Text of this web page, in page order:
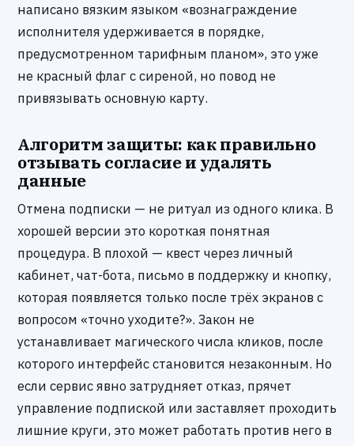
написано вязким языком «вознаграждение
исполнителя удерживается в порядке,
предусмотренном тарифным планом», это уже
не красный флаг с сиреной, но повод не
привязывать основную карту.
Алгоритм защиты: как правильно
отзывать согласие и удалять
данные
Отмена подписки — не ритуал из одного клика. В
хорошей версии это короткая понятная
процедура. В плохой — квест через личный
кабинет, чат-бота, письмо в поддержку и кнопку,
которая появляется только после трёх экранов с
вопросом «точно уходите?». Закон не
устанавливает магического числа кликов, после
которого интерфейс становится незаконным. Но
если сервис явно затрудняет отказ, прячет
управление подпиской или заставляет проходить
лишние круги, это может работать против него в